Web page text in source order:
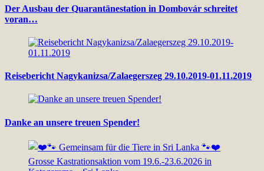
Der Ausbau der Quarantänestation in Dombovár schreitet
voran…
Reisebericht Nagykanizsa/Zalaegerszeg 29.10.2019-01.11.2019
Danke an unsere treuen Spender!